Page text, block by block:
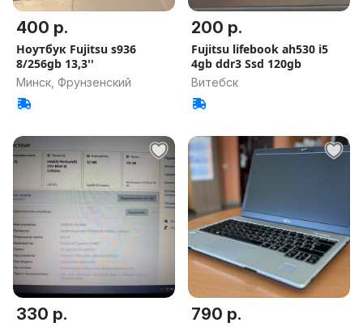
400 р.
Ноутбук Fujitsu s936
8/256gb 13,3''
Минск, Фрунзенский
200 р.
Fujitsu lifebook ah530 i5
4gb ddr3 Ssd 120gb
Витебск
330 р. 790 р.